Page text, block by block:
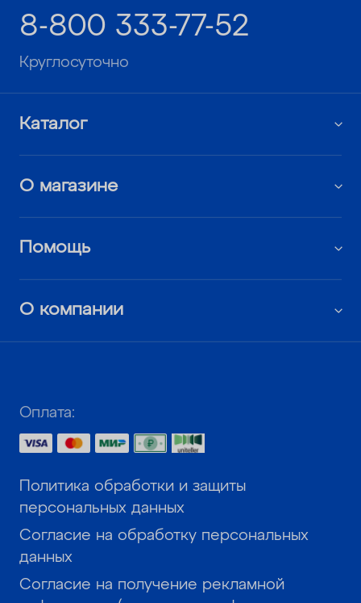
8-800 333-77-52
Круглосуточно
Каталог
О магазине
Помощь
О компании
Оплата:
Политика обработки и защиты
персональных данных
Согласие на обработку персональных
данных
Согласие на получение рекламной